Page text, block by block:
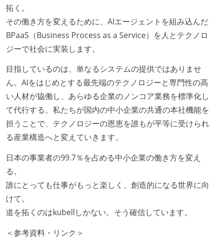
技術カルチャー
CTO またはそれに準じる、技術やワークフローの標準
化を行う役割の人・部門が存在する
取締役（社内）または執行役員として、エンジニアリ
ング部門の人間が経営に参加している
経営トップがエンジニア出身、または現役のエンジニ
アである
社外から登壇を依頼・指名を受けるようなエンジニア
が在籍している
エンジニアが自発的に外部のイベントやカンファレン
スに登壇している
れ、参加者が自主的に参加している
している
開発メンバーの裁量
拓く。
その働き方を変えるために、AIエージェントを組み込んだ
BPaaS（Business Process as a Service）を人とテクノロ
ジーで社会に実装します。
目指しているのは、単なるシステムの提供ではありませ
ん。AIをはじめとする最先端のテクノロジーと専門性の高
い人材が協働し、あらゆる企業のノンコア業務を標準化し
て代行する。私たちが国内の中小企業の共通の本社機能を
担うことで、テクノロジーの恩恵を誰もが平等に受けられ
る産業構造へと変えていきます。
日本の事業者の99.7％を占める中小企業の働き方を変え
る。
誰にとっても仕事がもっと楽しく、創造的になる世界に向
けて。
道を拓くのはkubellしかない。そう確信しています。
＜参考資料・リンク＞